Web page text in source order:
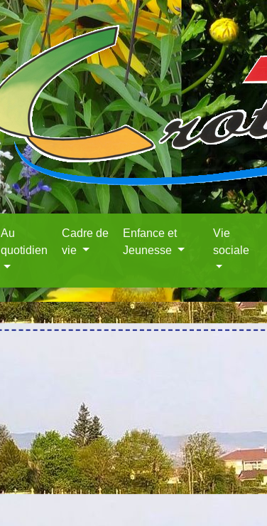
Au
quotidien
Cadre de
vie
Enfance et
Jeunesse
Vie
sociale